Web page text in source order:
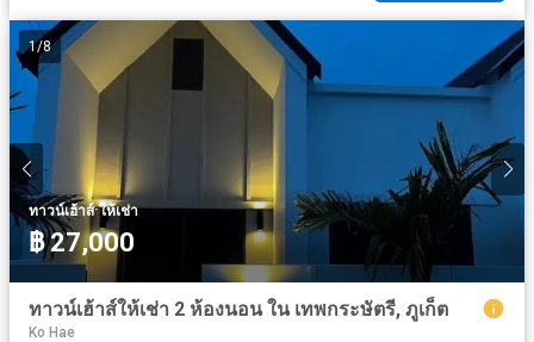
1/8
ทาวน์เฮ้าส์·ให้เช่า
฿ 27,000
ทาวน์เฮ้าส์ให้เช่า 2 ห้องนอน ใน เทพกระษัตรี, ภูเก็ต
Ko Hae